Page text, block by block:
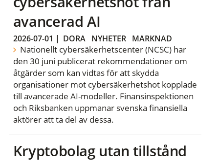
avancerad AI
2026-07-01 | DORA NYHETER MARKNAD
Nationellt cybersäkerhetscenter (NCSC) har
den 30 juni publicerat rekommendationer om
åtgärder som kan vidtas för att skydda
organisationer mot cybersäkerhetshot kopplade
till avancerade AI-modeller. Finansinspektionen
och Riksbanken uppmanar svenska finansiella
aktörer att ta del av dessa.
Kryptobolag utan tillstånd